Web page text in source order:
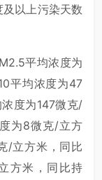
以上污染天数
平均浓度为
平均浓度为47
度为147微克/
为8微克/立方
/立方米，同比
方米，同比持